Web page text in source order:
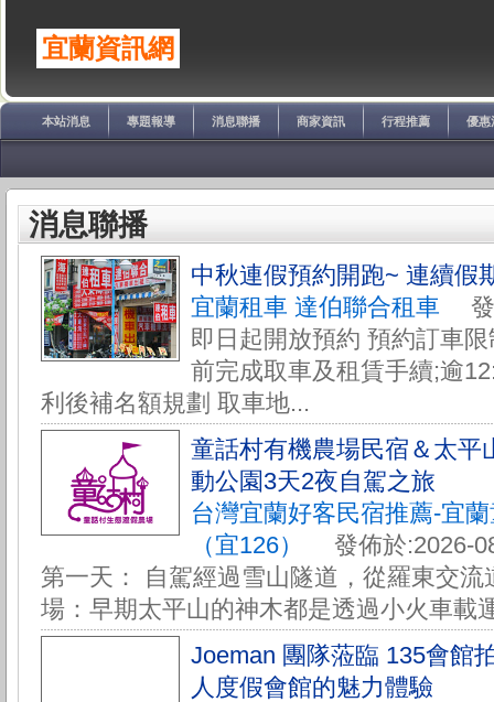
宜蘭資訊網
本站消息 專題報導 消息聯播 商家資訊 行程推薦 優惠
消息聯播
中秋連假預約開跑~ 連續假
宜蘭租車 達伯聯合租車 發
即日起開放預約 預約訂車
前完成取車及租賃手續;逾
利後補名額規劃 取車地...
童話村有機農場民宿＆太平
動公園3天2夜自駕之旅
台灣宜蘭好客民宿推薦-宜
（宜126）
發佈於:2026-
第一天： 自駕經過雪山隧道，從羅東交流
場：早期太平山的神木都是透過小火車載
Joeman 團隊蒞臨 135會館
人度假會館的魅力體驗